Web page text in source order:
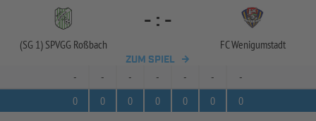
(SG 1) SPVGG Roßbach
- : -
FC Wenigumstadt
ZUM SPIEL
- - - - - -
-
0
0 0 0 0 0 0